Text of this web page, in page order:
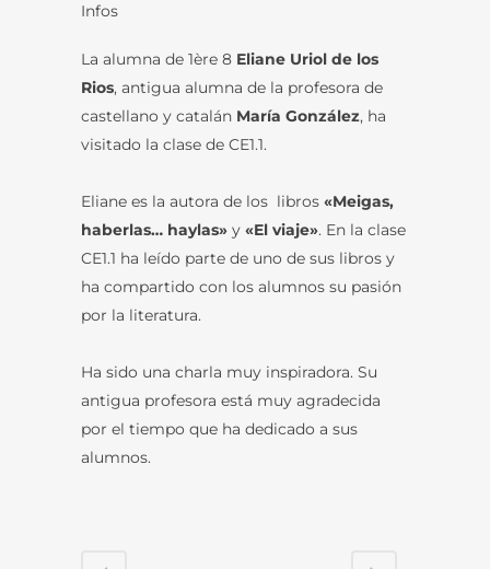
Infos
La alumna de 1ère 8 Eliane Uriol de los
Rios, antigua alumna de la profesora de
castellano y catalán María González, ha
visitado la clase de CE1.1.
Eliane es la autora de los libros «Meigas,
haberlas… haylas» y «El viaje». En la clase
CE1.1 ha leído parte de uno de sus libros y
ha compartido con los alumnos su pasión
por la literatura.
Ha sido una charla muy inspiradora. Su
antigua profesora está muy agradecida
por el tiempo que ha dedicado a sus
alumnos.